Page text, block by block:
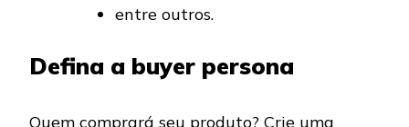
entre outros.
Defina a buyer persona
Quem comprará seu produto? Crie uma